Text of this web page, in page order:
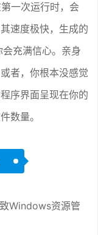
一次运行时，会
速度极快，生成的
充满信心。亲身
者，你根本没感觉
序界面呈现在你的
数量。
Windows资源管